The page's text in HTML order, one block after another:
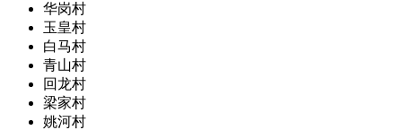
华岗村
玉皇村
白马村
青山村
回龙村
梁家村
姚河村